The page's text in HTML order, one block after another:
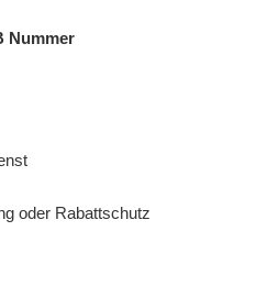
Nummer
oder Rabattschutz